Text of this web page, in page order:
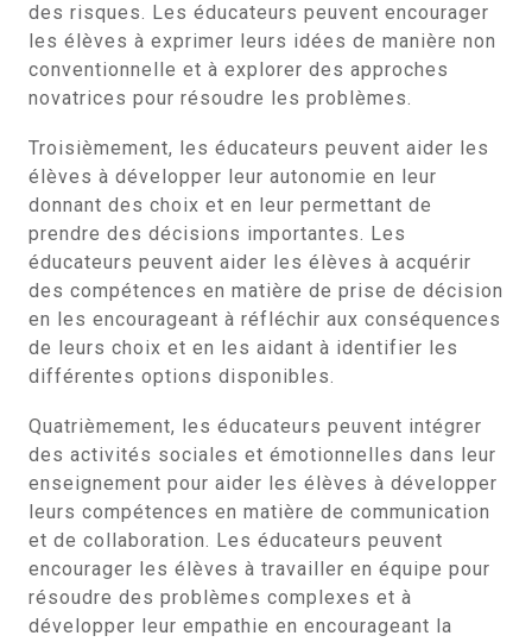
des risques. Les éducateurs peuvent encourager
les élèves à exprimer leurs idées de manière non
conventionnelle et à explorer des approches
novatrices pour résoudre les problèmes.
Troisièmement, les éducateurs peuvent aider les
élèves à développer leur autonomie en leur
donnant des choix et en leur permettant de
prendre des décisions importantes. Les
éducateurs peuvent aider les élèves à acquérir
des compétences en matière de prise de décision
en les encourageant à réfléchir aux conséquences
de leurs choix et en les aidant à identifier les
différentes options disponibles.
Quatrièmement, les éducateurs peuvent intégrer
des activités sociales et émotionnelles dans leur
enseignement pour aider les élèves à développer
leurs compétences en matière de communication
et de collaboration. Les éducateurs peuvent
encourager les élèves à travailler en équipe pour
résoudre des problèmes complexes et à
développer leur empathie en encourageant la